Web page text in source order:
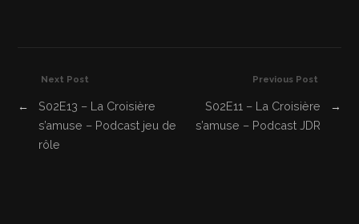
Previous Post
S02E11 – La Croisière
s’amuse – Podcast JDR
→
Next Post
←
S02E13 – La Croisière
s’amuse – Podcast jeu de
rôle